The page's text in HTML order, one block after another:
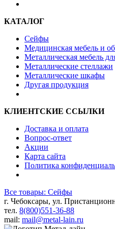
КАТАЛОГ
Сейфы
Медицинская мебель и
Металлическая мебель
Металлические стеллажи
Металлические шкафы
Другая продукция
КЛИЕНТСКИЕ ССЫЛКИ
Доставка и оплата
Вопрос-ответ
Акции
Карта сайта
Политика
Все товары: Сейфы
г. Чебоксары, ул.
тел. 8(800)551-36-88
mail: mail@metal-lain.ru